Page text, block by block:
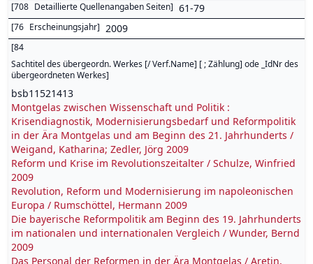
[708 Detaillierte Quellenangaben Seiten] 61-79
[76 Erscheinungsjahr] 2009
[84
Sachtitel des übergeordn. Werkes [/ Verf.Name] [ ; Zählung] ode _IdNr des
übergeordneten Werkes]
bsb11521413
Montgelas zwischen Wissenschaft und Politik :
Krisendiagnostik, Modernisierungsbedarf und Reformpolitik
in der Ära Montgelas und am Beginn des 21. Jahrhunderts /
Weigand, Katharina; Zedler, Jörg 2009
Reform und Krise im Revolutionszeitalter / Schulze, Winfried
2009
Revolution, Reform und Modernisierung im napoleonischen
Europa / Rumschöttel, Hermann 2009
Die bayerische Reformpolitik am Beginn des 19. Jahrhunderts
im nationalen und internationalen Vergleich / Wunder, Bernd
2009
Das Personal der Reformen in der Ära Montgelas / Aretin,